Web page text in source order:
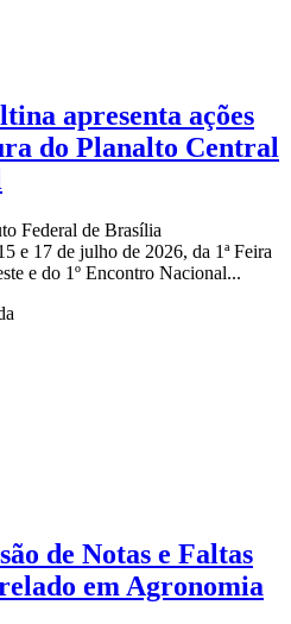
apresenta ações
do Planalto Central
Federal de Brasília
e 17 de julho de 2026, da 1ª Feira
e do 1º Encontro Nacional...
de Notas e Faltas
em Agronomia